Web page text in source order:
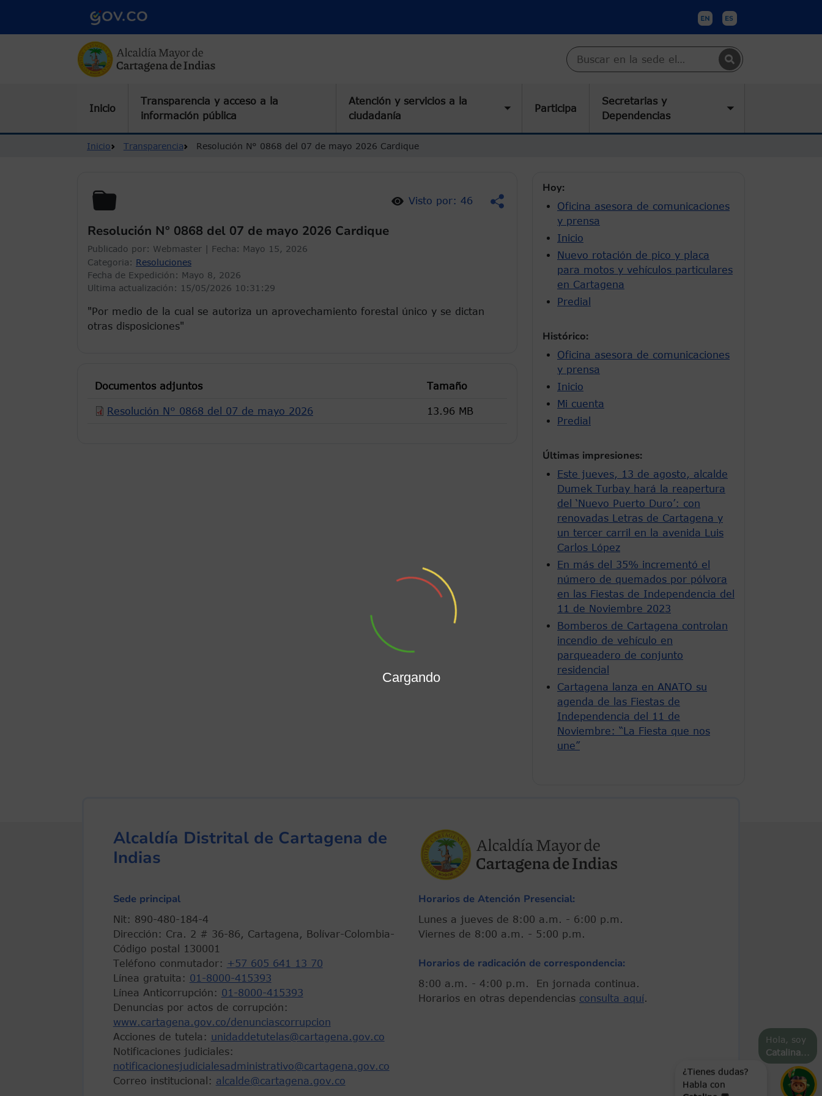
Buscar en Cartagena
Inicio
Transparencia y acceso a la
información pública
Atención y servicios a la
ciudadanía
Toggle submenu
Participa
Secretarias y
Dependencias
Ruta de navegación
Inicio Transparencia Resolución N° 0868 del 07 de mayo 2026 Cardique
Visto por: 46
Resolución N° 0868 del 07 de mayo 2026 Cardique
Publicado por: Webmaster | Fecha: Mayo 15, 2026
Categoria: Resoluciones
Fecha de Expedición: Mayo 8, 2026
Ultima actualización: 15/05/2026 10:31:29
"Por medio de la cual se autoriza un aprovechamiento forestal único y se dictan
otras disposiciones"
Documentos adjuntos Tamaño
Resolución N° 0868 del 07 de mayo 2026 13.96 MB
Hoy:
Oficina asesora de comunicaciones
y prensa
Inicio
Nuevo rotación de pico y placa
para motos y vehículos particulares
en Cartagena
Predial
Histórico:
Oficina asesora de comunicaciones
y prensa
Inicio
Mi cuenta
Predial
Últimas impresiones:
Este jueves, 13 de agosto, alcalde
Dumek Turbay hará la reapertura
del ‘Nuevo Puerto Duro’: con
renovadas Letras de Cartagena y
un tercer carril en la avenida Luis
Carlos López
En más del 35% incrementó el
número de quemados por pólvora
en las Fiestas de Independencia del
11 de Noviembre 2023
Bomberos de Cartagena controlan
incendio de vehículo en
parqueadero de conjunto
residencial
Cartagena lanza en ANATO su
agenda de las Fiestas de
Independencia del 11 de
Noviembre: “La Fiesta que nos
une”
Hola, soy
Catalina...
¿Tienes dudas?
Habla con
Alcaldía Distrital de Cartagena de
Indias
Sede principal
Nit: 890-480-184-4
Dirección: Cra. 2 # 36-86, Cartagena, Bolívar-Colombia-
Código postal 130001
Teléfono conmutador: +57 605 641 13 70
Línea gratuita: 01-8000-415393
Línea Anticorrupción: 01-8000-415393
Denuncias por actos de corrupción:
www.cartagena.gov.co/denunciascorrupcion
Acciones de tutela: unidaddetutelas@cartagena.gov.co
Notificaciones judiciales:
notificacionesjudicialesadministrativo@cartagena.gov.co
Correo institucional: alcalde@cartagena.gov.co
Horarios de Atención Presencial:
Lunes a jueves de 8:00 a.m. - 6:00 p.m.
Viernes de 8:00 a.m. - 5:00 p.m.
Horarios de radicación de correspondencia:
8:00 a.m. - 4:00 p.m. En jornada continua.
Horarios en otras dependencias consulta aquí.
Cargando